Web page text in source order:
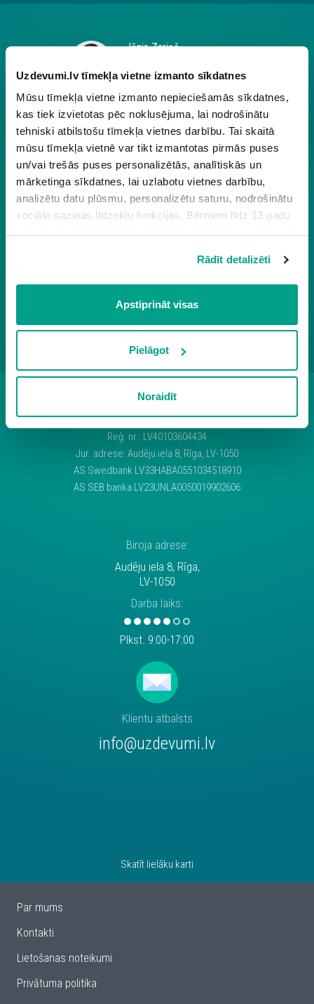
Uzdevumi.lv tīmekļa vietne izmanto sīkdatnes
Mūsu tīmekļa vietne izmanto nepieciešamās sīkdatnes,
kas tiek izvietotas pēc noklusējuma, lai nodrošinātu
tehniski atbilstošu tīmekļa vietnes darbību. Tai skaitā
mūsu tīmekļa vietnē var tikt izmantotas pirmās puses
un/vai trešās puses personalizētās, analītiskās un
mārketinga sīkdatnes, lai uzlabotu vietnes darbību,
analizētu datu plūsmu, personalizētu saturu, nodrošinātu
sociālo saziņas līdzekļu funkcijas. Bērniem līdz 13 gadu
Spiežot uz pogas “Apstiprināt visas”, Jūs piekrītat visām
sīkdatnēm, kas atrodas šajā tīmekļa vietnē, ieskaitot
trešo pušu mārketinga sīkdatnes. Spiežot uz pogas
vietnē, izņemot “Nepieciešamās” sīkdatnes, kuru
izmantošanai nav nepieciešams iegūt lietotāja piekrišanu.
Spiežot uz pogas “Apstiprināt izvēlētās”, Jūs varat mainīt
sīkdatņu politikuun ir iespēja atsaukt savu
piekrišanu sadaļā “Sīkdatņu iestatījumi”.
Rādīt detalizēti
Apstiprināt visas
Pielāgot
Noraidīt
Jānis Zariņš
(Vidzeme, Kurzeme)
+371 26980327
janis@uzdevumi.lv
Elgars Škutāns
Pārdošanas speciālists
(Rīga, Pierīga)
+371 25705900
elgars@uzdevumi.lv
(Zemgale, Latgale)
+371 28863965
normunds@uzdevumi.lv
Uzdevumi.lv rekvizīti:
SIA "Uzdevumi.lv"
Reģ. nr.: LV40103604434
Jur. adrese: Audēju iela 8, Rīga, LV-1050
AS Swedbank LV33HABA0551034518910
AS SEB banka LV23UNLA0050019902606
Biroja adrese:
Audēju iela 8, Rīga,
LV-1050
Darba laiks:
Plkst. 9:00-17:00
Klientu atbalsts
info@uzdevumi.lv
Skatīt lielāku karti
Par mums
Kontakti
Lietošanas noteikumi
Privātuma politika